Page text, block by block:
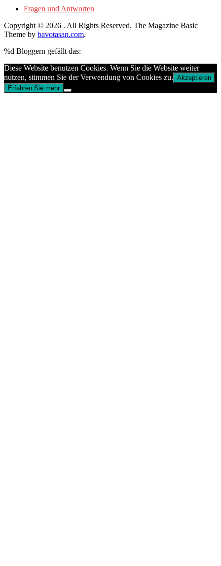
Fragen und Antworten
Copyright © 2026 . All Rights Reserved. The Magazine Basic
Theme by bavotasan.com.
%d Bloggern gefällt das:
Diese Website benutzen Cookies. Wenn Sie die Website weiter
nutzen, stimmen Sie der Verwendung von Cookies zu. Akzeptieren
Erfahren Sie mehr